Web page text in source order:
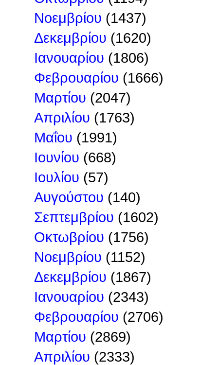
Νοεμβρίου (1437)
Δεκεμβρίου (1620)
Ιανουαρίου (1806)
Φεβρουαρίου (1666)
Μαρτίου (2047)
Απριλίου (1763)
Μαΐου (1991)
Ιουνίου (668)
Ιουλίου (57)
Αυγούστου (140)
Σεπτεμβρίου (1602)
Οκτωβρίου (1756)
Νοεμβρίου (1152)
Δεκεμβρίου (1867)
Ιανουαρίου (2343)
Φεβρουαρίου (2706)
Μαρτίου (2869)
Απριλίου (2333)